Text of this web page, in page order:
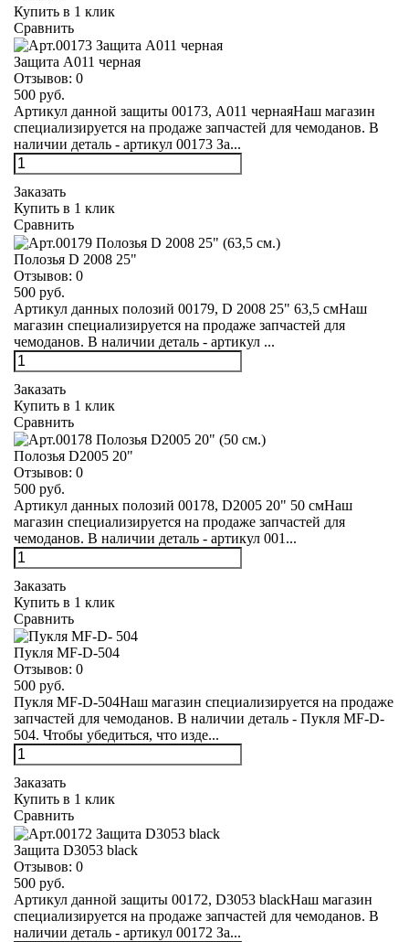
Купить в 1 клик
Сравнить
Защита А011 черная
Отзывов: 0
500 руб.
Артикул данной защиты 00173, А011 чернаяНаш магазин
специализируется на продаже запчастей для чемоданов. В
наличии деталь - артикул 00173 За...
Заказать
Купить в 1 клик
Сравнить
Полозья D 2008 25"
Отзывов: 0
500 руб.
Артикул данных полозий 00179, D 2008 25" 63,5 смНаш
магазин специализируется на продаже запчастей для
чемоданов. В наличии деталь - артикул ...
Заказать
Купить в 1 клик
Сравнить
Полозья D2005 20"
Отзывов: 0
500 руб.
Артикул данных полозий 00178, D2005 20" 50 смНаш
магазин специализируется на продаже запчастей для
чемоданов. В наличии деталь - артикул 001...
Заказать
Купить в 1 клик
Сравнить
Пукля MF-D-504
Отзывов: 0
500 руб.
Пукля MF-D-504Наш магазин специализируется на продаже
запчастей для чемоданов. В наличии деталь - Пукля MF-D-
504. Чтобы убедиться, что изде...
Заказать
Купить в 1 клик
Сравнить
Защита D3053 black
Отзывов: 0
500 руб.
Артикул данной защиты 00172, D3053 blackНаш магазин
специализируется на продаже запчастей для чемоданов. В
наличии деталь - артикул 00172 За...